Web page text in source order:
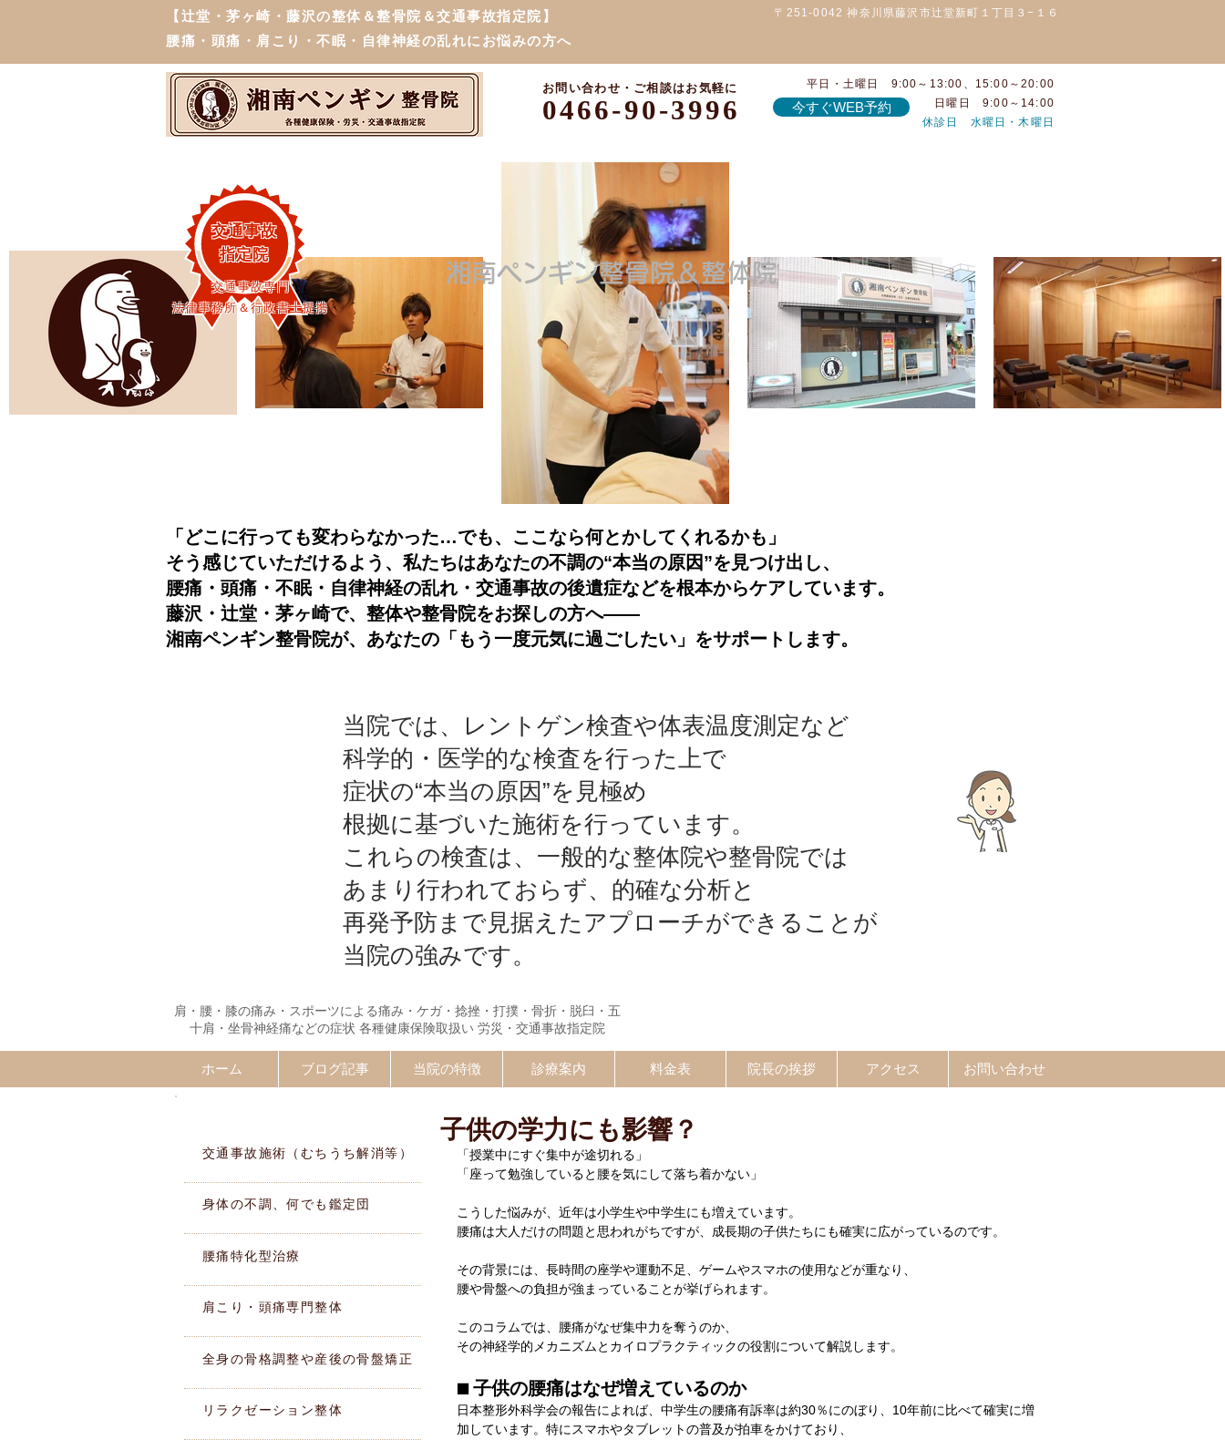
【辻堂・茅ヶ崎・藤沢の整体＆整骨院＆交通事故指定院】
腰痛・頭痛・肩こり・不眠・自律神経の乱れにお悩みの方へ
〒251-0042 神奈川県藤沢市辻堂新町１丁目３−１６
0466-90-3996
お問い合わせ・ご相談はお気軽に
平日・土曜日 9:00～13:00、15:00～20:00
日曜日 9:00～14:00
休診日 水曜日・木曜日
今すぐWEB予約
湘南ペンギン整骨院＆整体院
交通事故
指定院
交通事故専門
法律事務所＆行政書士提携
「どこに行っても変わらなかった…でも、ここなら何とかしてくれるかも」
そう感じていただけるよう、私たちはあなたの不調の“本当の原因”を見つけ出し、
腰痛・頭痛・不眠・自律神経の乱れ・交通事故の後遺症などを根本からケアしています。
藤沢・辻堂・茅ヶ崎で、整体や整骨院をお探しの方へ――
湘南ペンギン整骨院が、あなたの「もう一度元気に過ごしたい」をサポートします。
当院では、レントゲン検査や体表温度測定など
科学的・医学的な検査を行った上で
症状の“本当の原因”を見極め
根拠に基づいた施術を行っています。
これらの検査は、一般的な整体院や整骨院では
あまり行われておらず、的確な分析と
再発予防まで見据えたアプローチができることが
当院の強みです。
肩・腰・膝の痛み・スポーツによる痛み・ケガ・捻挫・打撲・骨折・脱臼・五
十肩・坐骨神経痛などの症状 各種健康保険取扱い 労災・交通事故指定院
ホーム ブログ記事 当院の特徴 診療案内 料金表 院長の挨拶 アクセス お問い合わせ
子供の学力にも影響？
「授業中にすぐ集中が途切れる」
「座って勉強していると腰を気にして落ち着かない」
こうした悩みが、近年は小学生や中学生にも増えています。
腰痛は大人だけの問題と思われがちですが、成長期の子供たちにも確実に広がっているのです。
その背景には、長時間の座学や運動不足、ゲームやスマホの使用などが重なり、
腰や骨盤への負担が強まっていることが挙げられます。
このコラムでは、腰痛がなぜ集中力を奪うのか、
その神経学的メカニズムとカイロプラクティックの役割について解説します。
■ 子供の腰痛はなぜ増えているのか
日本整形外科学会の報告によれば、中学生の腰痛有訴率は約30％にのぼり、10年前に比べて確実に増
加しています。特にスマホやタブレットの普及が拍車をかけており、
交通事故施術（むちうち解消等）
身体の不調、何でも鑑定団
腰痛特化型治療
肩こり・頭痛専門整体
全身の骨格調整や産後の骨盤矯正
リラクゼーション整体